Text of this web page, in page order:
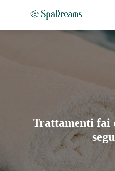
Trattamenti fai